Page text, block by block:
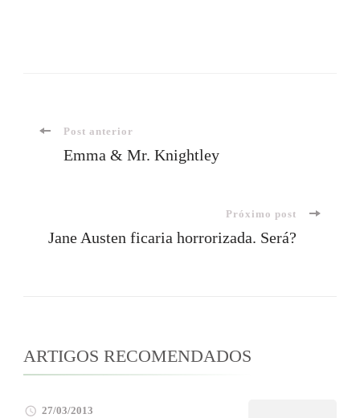
Navegação
post
Post anterior
Emma & Mr. Knightley
Próximo post
Jane Austen ficaria horrorizada. Será?
ARTIGOS RECOMENDADOS
27/03/2013